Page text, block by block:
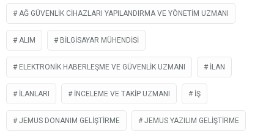
AĞ GÜVENLİK CİHAZLARI YAPILANDIRMA VE YÖNETİM UZMANI
ALIM BILGISAYAR MÜHENDISI
ELEKTRONİK HABERLEŞME VE GÜVENLİK UZMANI İLAN
ILANLARI İNCELEME VE TAKİP UZMANI İŞ
JEMUS DONANIM GELİŞTİRME JEMUS YAZILIM GELİŞTİRME